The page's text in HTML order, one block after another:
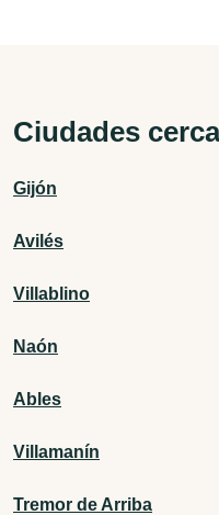
Ciudades
Gijón
Avilés
Villablino
Naón
Ables
Villamanín
Tremor de Arriba